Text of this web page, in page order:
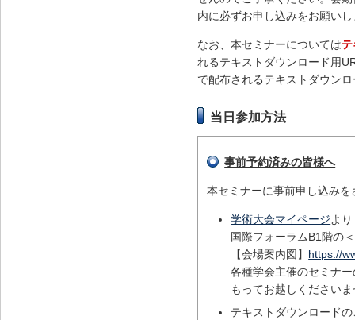
内に必ずお申し込みをお願い
なお、本セミナーについては
れるテキストダウンロード用
で配布されるテキストダウン
当日参加方法
事前予約済みの皆様へ
本セミナーに事前申し込み
学術大会マイページよ
国際フォーラムB1階の
【会場案内図】 https://
各種学会主催のセミナ
もってお越しください
テキストダウンロード